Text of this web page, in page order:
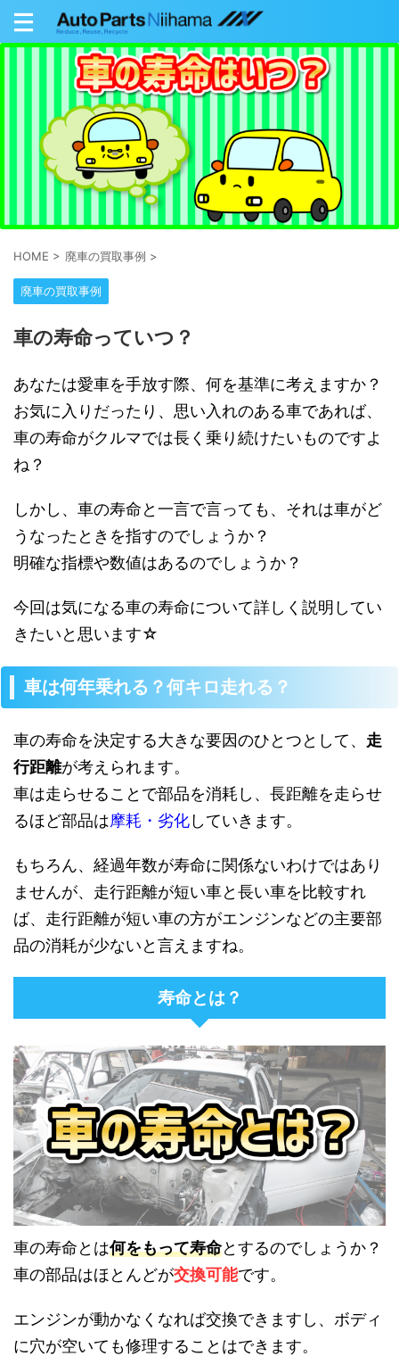
HOME > 廃車の買取事例 >
廃車の買取事例
車の寿命っていつ？
あなたは愛車を手放す際、何を基準に考えますか？
お気に入りだったり、思い入れのある車であれば、
車の寿命がクルマでは長く乗り続けたいものですよ
ね？
しかし、車の寿命と一言で言っても、それは車がど
うなったときを指すのでしょうか？
明確な指標や数値はあるのでしょうか？
今回は気になる車の寿命について詳しく説明してい
きたいと思います☆
車は何年乗れる？何キロ走れる？
車の寿命を決定する大きな要因のひとつとして、 走
行距離が考えられます。
車は走らせることで部品を消耗し、長距離を走らせ
るほど部品は摩耗・劣化していきます。
もちろん、経過年数が寿命に関係ないわけではあり
ませんが、走行距離が短い車と長い車を比較すれ
ば、走行距離が短い車の方がエンジンなどの主要部
品の消耗が少ないと言えますね。
寿命とは？
車の寿命とは何をもって寿命とするのでしょうか？
車の部品はほとんどが交換可能です。
エンジンが動かなくなれば交換できますし、ボディ
に穴が空いても修理することはできます。